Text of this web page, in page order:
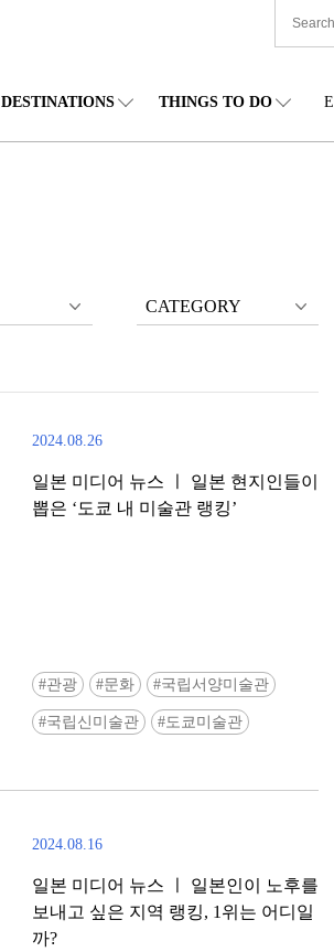
DESTINATIONS THINGS TO DO
CATEGORY
2024.08.26
일본 미디어 뉴스 ㅣ 일본 현지인들이
뽑은 ‘도쿄 내 미술관 랭킹’
관광 문화 국립서양미술관
국립신미술관 도쿄미술관
2024.08.16
일본 미디어 뉴스 ㅣ 일본인이 노후를
보내고 싶은 지역 랭킹, 1위는 어디일
까?
Ready to see TeamLab in Kyoto!? At
>> Find out more at Japankuru.com!
#japankuru #teamlab
#kyototrip #japantravel #artnews